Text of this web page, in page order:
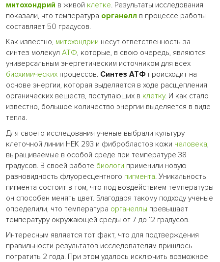
митохондрий в живой клетке. Результаты исследования
показали, что температура органелл в процессе работы
составляет 50 градусов.
Как известно, митохондрии несут ответственность за
синтез молекул АТФ, которые, в свою очередь, являются
универсальным энергетическим источником для всех
биохимических процессов. Синтез АТФ происходит на
основе энергии, которая выделяется в ходе расщепления
органических веществ, поступающих в клетку. И как стало
известно, большое количество энергии выделяется в виде
тепла.
Для своего исследования ученые выбрали культуру
клеточной линии HEK 293 и фибробластов кожи человека,
выращиваемые в особой среде при температуре 38
градусов. В своей работе биологи применили новую
разновидность флуоресцентного пигмента. Уникальность
пигмента состоит в том, что под воздействием температуры
он способен менять цвет. Благодаря такому подходу ученые
определили, что температура органеллы превышает
температуру окружающей среды от 7 до 12 градусов.
Интересным является тот факт, что для подтверждения
правильности результатов исследователям пришлось
потратить 2 года. При этом удалось исключить возможное